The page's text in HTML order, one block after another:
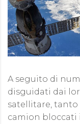
A seguito di
disguidati dai
satellitare, tanto
camion bloccati